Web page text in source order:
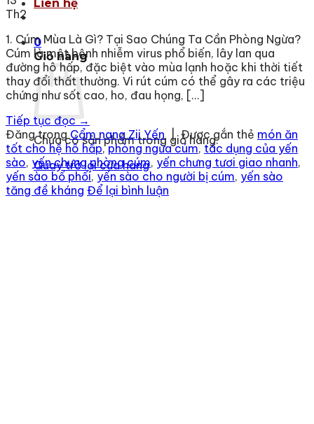
Liên hệ
0
Giỏ hàng
Chưa có sản phẩm trong giỏ hàng.
Quay trở lại cửa hàng
Th2
1. Cúm Mùa Là Gì? Tại Sao Chúng Ta Cần Phòng Ngừa?
Cúm là một bệnh nhiễm virus phổ biến, lây lan qua
đường hô hấp, đặc biệt vào mùa lạnh hoặc khi thời tiết
thay đổi thất thường. Vi rút cúm có thể gây ra các triệu
chứng như sốt cao, ho, đau họng, […]
Tiếp tục đọc →
Đăng trongCẩm nang Zii Yến | Được gắn thẻ món ăn
tốt cho hệ hô hấp,phòng ngừa cúm,tác dụng của yến
sào, yến chưng phòng cúm, yến chưng tươi giao nhanh,
yến sào bổ phổi, yến sào cho người bị cúm, yến sào
tăng đề kháng Để lại bình luận